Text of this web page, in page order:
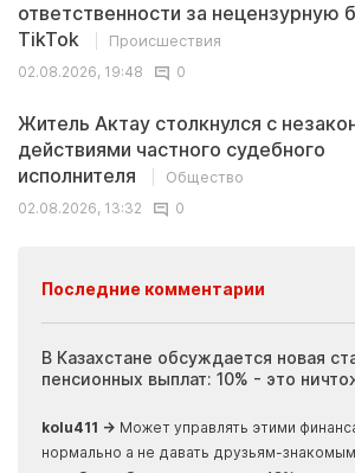
ответственности за нецензурную
TikTok
Происшествия
02.08.2026, 19:48
0
Житель Актау столкнулся с
действиями частного судебного
исполнителя
Общество
02.08.2026, 13:32
0
Последние комментарии
В Казахстане обсуждается новая
пенсионных выплат: 10% - это
kolu411 → Может управлять этими
нормально а не давать друзьям-